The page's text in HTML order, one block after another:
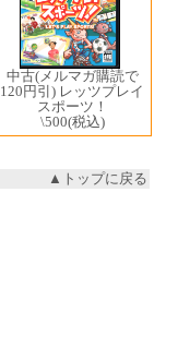
中古(メルマガ購読で
120円引) レッツプレイ
スポーツ！
\500(税込)
▲トップに戻る